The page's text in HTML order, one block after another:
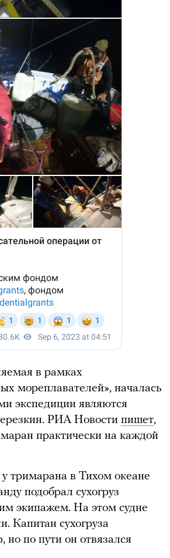
в рамках
мореплавателей», началась
экспедиции являются
РИА Новости пишет,
практически на каждой
тримарана в Тихом океане
подобрал сухогруз
экипажем. На этом судне
Капитан сухогруза
но по пути он отвязался